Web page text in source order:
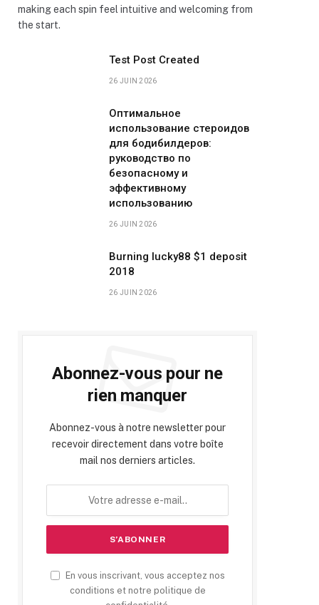
making each spin feel intuitive and welcoming from
the start.
Test Post Created
26 JUIN 2026
Оптимальное
использование стероидов
для бодибилдеров:
руководство по
безопасному и
эффективному
использованию
26 JUIN 2026
Burning lucky88 $1 deposit
2018
26 JUIN 2026
Abonnez-vous pour ne
rien manquer
Abonnez-vous à notre newsletter pour
recevoir directement dans votre boîte
mail nos derniers articles.
En vous inscrivant, vous acceptez nos
conditions et notre politique de